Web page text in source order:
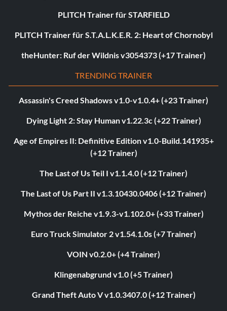
PLITCH Trainer für STARFIELD
PLITCH Trainer für S.T.A.L.K.E.R. 2: Heart of Chornobyl
theHunter: Ruf der Wildnis v3054373 (+17 Trainer)
TRENDING TRAINER
Assassin's Creed Shadows v1.0-v1.0.4+ (+23 Trainer)
Dying Light 2: Stay Human v1.22.3c (+22 Trainer)
Age of Empires II: Definitive Edition v1.0-Build.141935+
(+12 Trainer)
The Last of Us Teil I v1.1.4.0 (+12 Trainer)
The Last of Us Part II v1.3.10430.0406 (+12 Trainer)
Mythos der Reiche v1.9.3-v1.102.0+ (+33 Trainer)
Euro Truck Simulator 2 v1.54.1.0s (+7 Trainer)
VOIN v0.2.0+ (+4 Trainer)
Klingenabgrund v1.0 (+5 Trainer)
Grand Theft Auto V v1.0.3407.0 (+12 Trainer)